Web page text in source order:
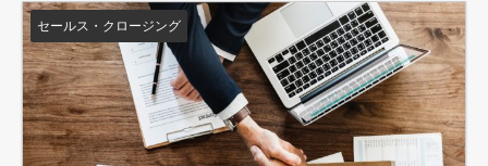
セールス・クロージング